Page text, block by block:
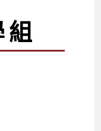
組